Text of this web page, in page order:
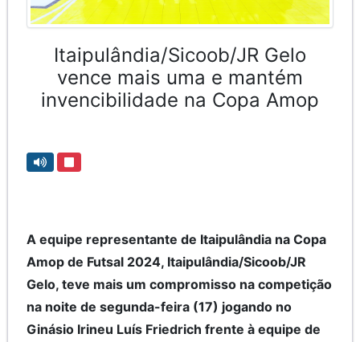
Itaipulândia/Sicoob/JR Gelo
vence mais uma e mantém
invencibilidade na Copa Amop
A equipe representante de Itaipulândia na Copa
Amop de Futsal 2024, Itaipulândia/Sicoob/JR
Gelo, teve mais um compromisso na competição
na noite de segunda-feira (17) jogando no
Ginásio Irineu Luís Friedrich frente à equipe de